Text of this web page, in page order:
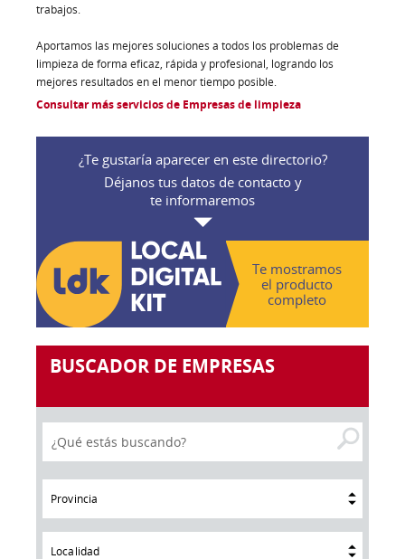
trabajos.
Aportamos las mejores soluciones a todos los problemas de
limpieza de forma eficaz, rápida y profesional, logrando los
mejores resultados en el menor tiempo posible.
Consultar más servicios de Empresas de limpieza
¿Te gustaría aparecer en este directorio?
Déjanos tus datos de contacto y
te informaremos
Te mostramos
el producto
completo
BUSCADOR DE EMPRESAS
Provincia
Localidad